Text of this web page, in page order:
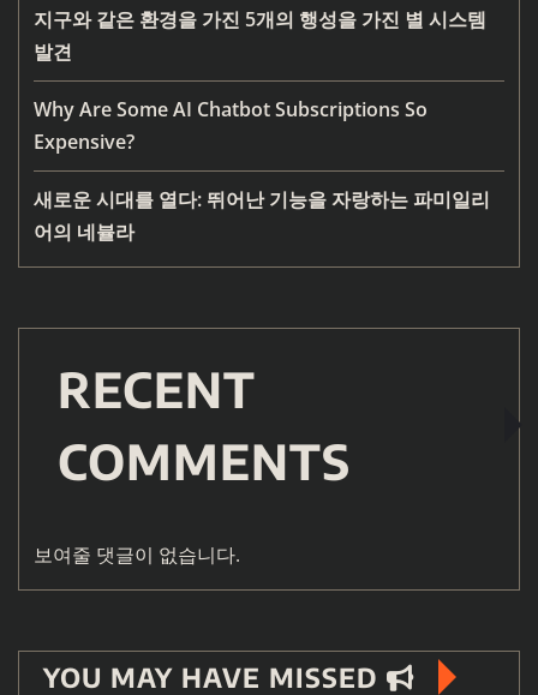
지구와 같은 환경을 가진 5개의 행성을 가진 별 시스템
발견
Why Are Some AI Chatbot Subscriptions So
Expensive?
새로운 시대를 열다: 뛰어난 기능을 자랑하는 파미일리
어의 네뷸라
RECENT
COMMENTS
보여줄 댓글이 없습니다.
YOU MAY HAVE MISSED